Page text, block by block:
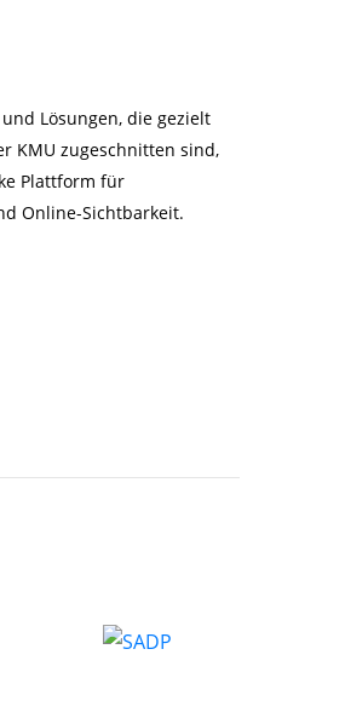
Lösungen, die gezielt
KMU zugeschnitten sind,
Plattform für
Online-Sichtbarkeit.